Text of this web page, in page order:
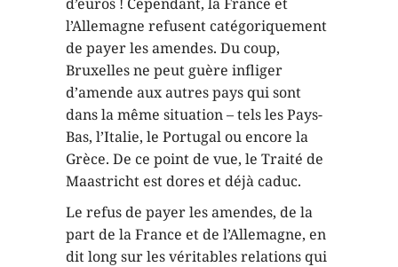
l’Allemagne refusent catégoriquement
de payer les amendes. Du coup,
Bruxelles ne peut guère infliger
d’amende aux autres pays qui sont
dans la même situation – tels les Pays-
Bas, l’Italie, le Portugal ou encore la
Grèce. De ce point de vue, le Traité de
Maastricht est dores et déjà caduc.
Le refus de payer les amendes, de la
part de la France et de l’Allemagne, en
dit long sur les véritables relations qui